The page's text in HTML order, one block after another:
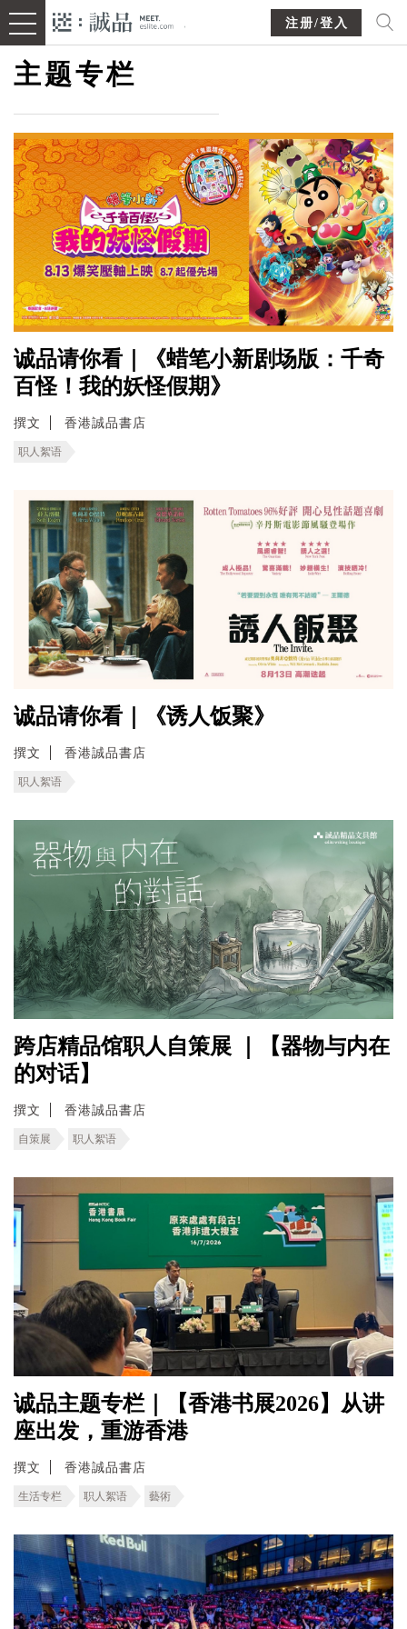
注册/登入
主题专栏
诚品请你看｜《蜡笔小新剧场版：千奇
百怪！我的妖怪假期》
撰文 香港誠品書店
职人絮语
诚品请你看｜《诱人饭聚》
撰文 香港誠品書店
职人絮语
跨店精品馆职人自策展 ｜【器物与内在
的对话】
撰文 香港誠品書店
自策展 职人絮语
诚品主题专栏｜【香港书展2026】从讲
座出发，重游香港
撰文 香港誠品書店
生活专栏 职人絮语 藝術